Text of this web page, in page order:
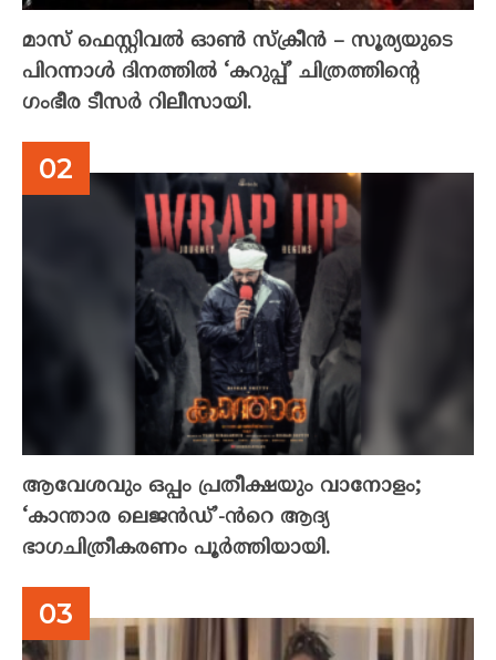
മാസ് ഫെസ്റ്റിവൽ ഓൺ സ്‌ക്രീൻ – സൂര്യയുടെ
പിറന്നാൾ ദിനത്തിൽ ‘കറുപ്പ്’ ചിത്രത്തിന്റെ
ഗംഭീര ടീസർ റിലീസായി.
ആവേശവും ഒപ്പം പ്രതീക്ഷയും വാനോളം;
‘കാന്താര ലെജൻഡ്’-ൻറെ ആദ്യ
ഭാഗചിത്രീകരണം പൂർത്തിയായി.